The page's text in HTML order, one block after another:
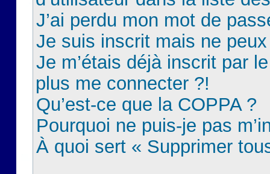
J’ai perdu mon mot de
Je suis inscrit mais ne
Je m’étais déjà inscrit par
plus me connecter ?!
Qu’est-ce que la COPPA ?
Pourquoi ne puis-je pas
À quoi sert « Supprimer